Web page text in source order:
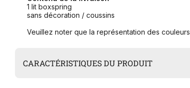
1 lit boxspring
sans décoration / coussins
Veuillez noter que la représentation des
CARACTÉRISTIQUES DU PRODUIT